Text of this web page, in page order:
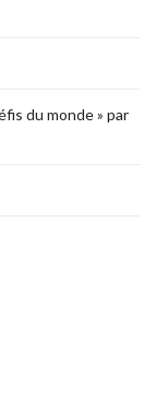
du monde » par